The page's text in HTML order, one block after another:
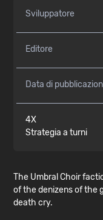
Sviluppatore
Editore
Data di
4X
Strategia a turni
The Umbral Choir
of the denizens of the
death cry.